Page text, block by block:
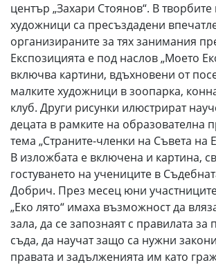
център „Захари Стоянов“. В
художници са пресъздадени
организираните за тях занимания
Експозицията е под наслов „Моето
включва картини, вдъхновени от
малките художници в зоопарка,
клуб. Други рисунки илюстрират
децата в рамките на образователна
тема „Страните-членки на Съвета на
В изложбата е включена и картина,
гостуването на учениците в
Добрич. През месец юни
„Еко лято“ имаха възможност да
зала, да се запознаят с правилата за
съда, да научат защо са нужни
правата и задълженията им като